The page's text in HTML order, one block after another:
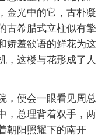
金光中的它，古朴凝
古希腊式立柱似有擎
娇羞欲语的鲜花为这
，这楼与花形成了人
，便会一眼看见周总
，总理背着双手，两
朝阳照耀下的南开